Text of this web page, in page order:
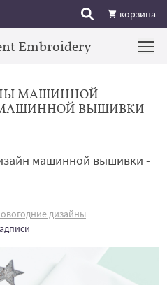
корзина
Embroidery
МАШИННОЙ
ВЫШИВКИ
машинной вышивки -
дизайны